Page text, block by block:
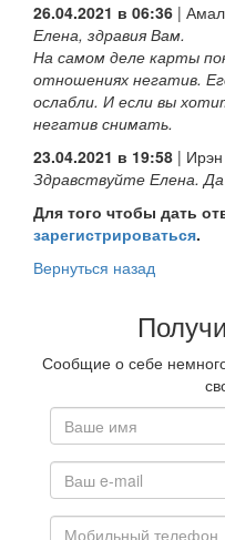
26.04.2021 в 06:36 |
Елена, здравия Вам.
На самом деле карты
отношениях негатив.
ослабли. И если вы
негатив снимать.
23.04.2021 в 19:58 |
Здравствуйте Елена.
Для того чтобы дать
зарегистрироваться.
Вернуться назад
Сообщие о себе